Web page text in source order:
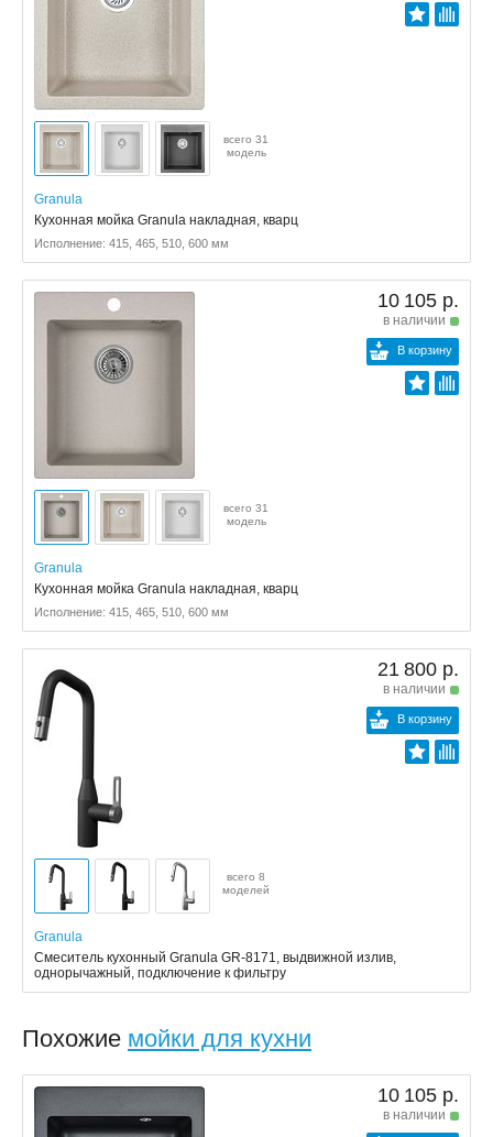
всего 31
модель
Granula
Кухонная мойка Granula накладная, кварц
Исполнение: 415, 465, 510, 600 мм
10 105 р.
в наличии
В корзину
всего 31
модель
Granula
Кухонная мойка Granula накладная, кварц
Исполнение: 415, 465, 510, 600 мм
21 800 р.
в наличии
В корзину
всего 8
моделей
Granula
Смеситель кухонный Granula GR-8171, выдвижной излив,
однорычажный, подключение к фильтру
Похожие мойки для кухни
10 105 р.
в наличии